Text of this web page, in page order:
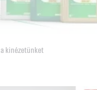
kinézetünket